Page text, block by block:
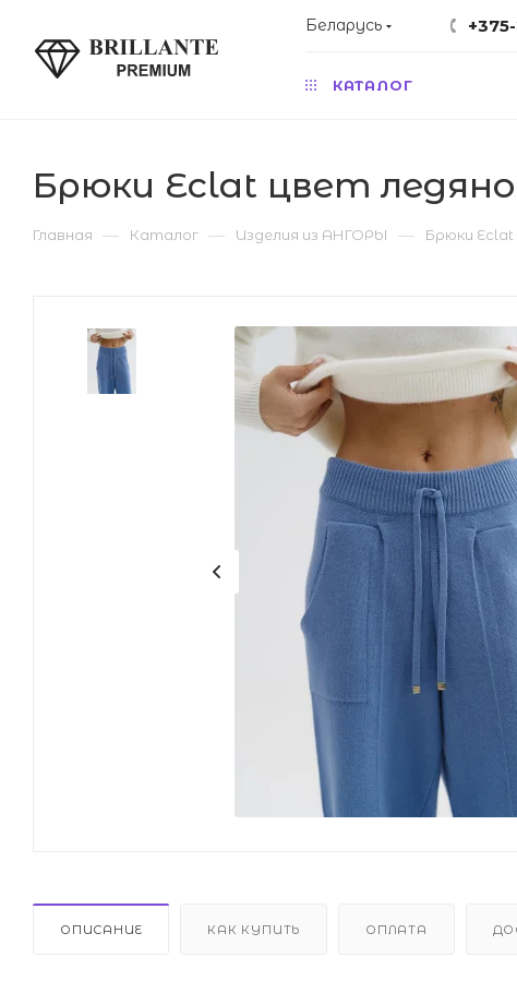
Беларусь
КАТАЛОГ
Брюки Eclat цвет
Главная — Каталог — Изделия из АНГОРЫ — Брюки Eclat
ОПИСАНИЕ КАК КУПИТЬ ОПЛАТА